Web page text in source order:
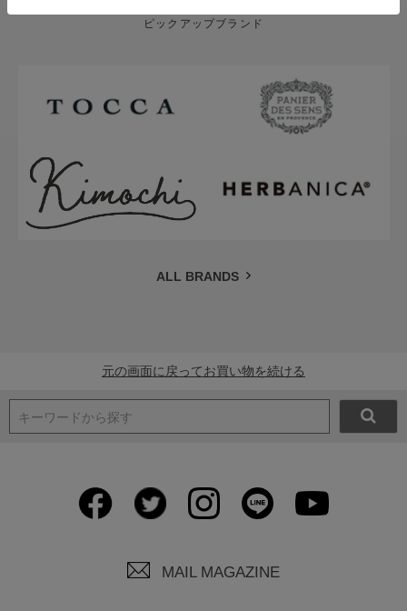
ピックアップブランド
ALL BRANDS
元の画面に戻ってお買い物を続ける
キーワードから探す
MAIL MAGAZINE